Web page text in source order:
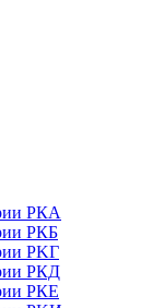
РКА
РКБ
PKГ
РКД
РКЕ